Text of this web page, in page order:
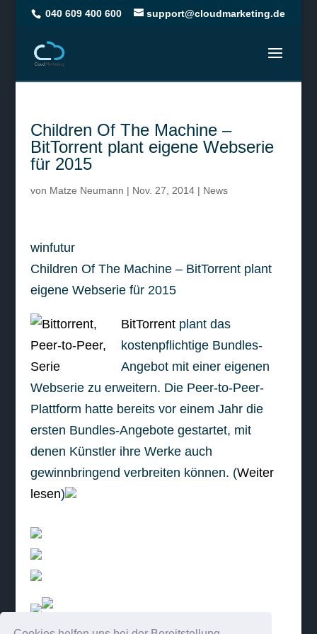
040 609 400 600 support@cloudmarketing.de
Children Of The Machine –
BitTorrent plant eigene Webserie
für 2015
von Matze Neumann | Nov. 27, 2014| News
winfutur
Children Of The Machine – BitTorrent plant
eigene Webserie für 2015
BitTorrentplant das
kostenpflichtige Bundles-
Angebot mit einer eigenen
Webserie zu erweitern. Die Peer-to-Peer-
Plattform hatte bereits vor einem Jahr die
ersten Bundles-Angebote gestartet, mit
denen Künstler ihre Werke auch
gewinnbringend verbreiten können. (Weiter
lesen)